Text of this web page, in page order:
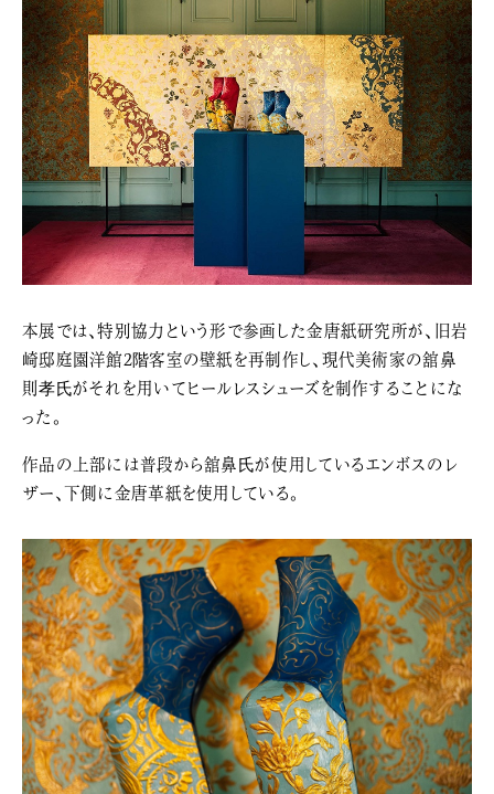
本展では、特別協力という形で参画した金唐紙研究所が、旧岩
崎邸庭園洋館2階客室の壁紙を再制作し、現代美術家の舘鼻
則孝氏がそれを用いてヒールレスシューズを制作することにな
った。
作品の上部には普段から舘鼻氏が使用しているエンボスのレ
ザー、下側に金唐革紙を使用している。